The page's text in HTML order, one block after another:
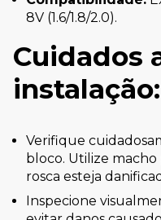
8V (1.6/1.8/2.0).
Cuidados
instalação:
Verifique
bloco. Utilize
rosca esteja
Inspecione